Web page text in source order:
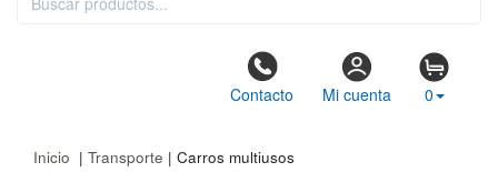
Contacto Mi cuenta 0
Inicio | Transporte | Carros multiusos